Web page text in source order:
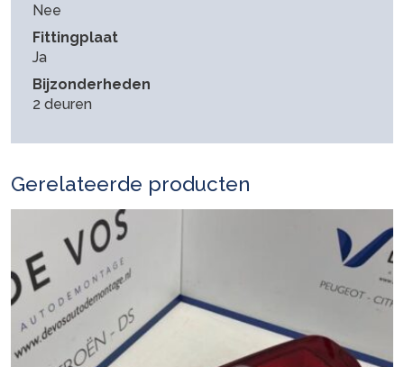
Nee
Fittingplaat
Ja
Bijzonderheden
2 deuren
Gerelateerde producten